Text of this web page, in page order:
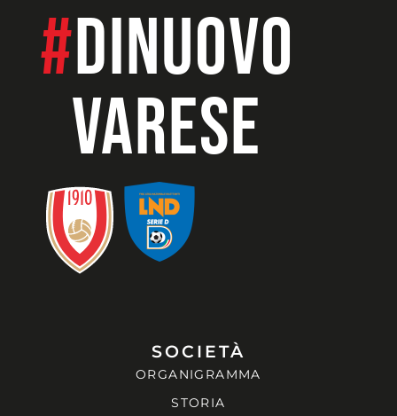
#dinuovo
VARESE
SOCIETÀ
ORGANIGRAMMA
STORIA